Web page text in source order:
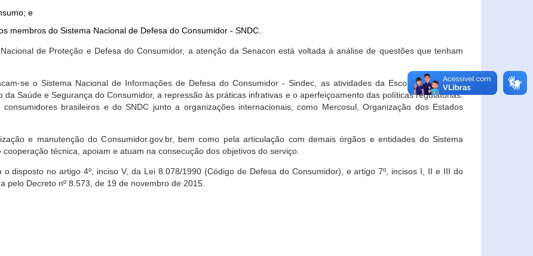
e
membros do Sistema Nacional de Defesa do Consumidor - SNDC.
de Proteção e Defesa do Consumidor, a atenção da Senacon está voltada à análise de questões que tenham
se o Sistema Nacional de Informações de Defesa do Consumidor - Sindec, as atividades da Escola Nacional de
Saúde e Segurança do Consumidor, a repressão às práticas infrativas e o aperfeiçoamento das políticas regulatórias.
brasileiros e do SNDC junto a organizações internacionais, como Mercosul, Organização dos Estados
e manutenção do Consumidor.gov.br, bem como pela articulação com demais órgãos e entidades do Sistema
técnica, apoiam e atuam na consecução dos objetivos do serviço.
disposto no artigo 4º, inciso V, da Lei 8.078/1990 (Código de Defesa do Consumidor), e artigo 7º, incisos I, II e III do
pelo Decreto nº 8.573, de 19 de novembro de 2015.